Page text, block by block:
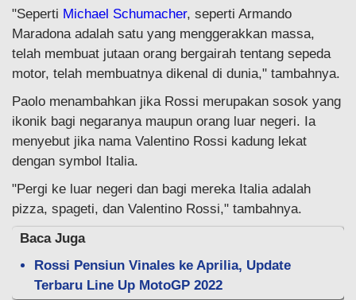
"Seperti Michael Schumacher, seperti Armando
Maradona adalah satu yang menggerakkan massa,
telah membuat jutaan orang bergairah tentang sepeda
motor, telah membuatnya dikenal di dunia," tambahnya.
Paolo menambahkan jika Rossi merupakan sosok yang
ikonik bagi negaranya maupun orang luar negeri. Ia
menyebut jika nama Valentino Rossi kadung lekat
dengan symbol Italia.
"Pergi ke luar negeri dan bagi mereka Italia adalah
pizza, spageti, dan Valentino Rossi," tambahnya.
Baca Juga
Rossi Pensiun Vinales ke Aprilia, Update
Terbaru Line Up MotoGP 2022